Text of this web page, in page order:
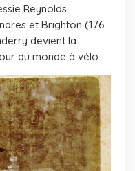
Reynolds
et Brighton (176
devient la
du monde à vélo.